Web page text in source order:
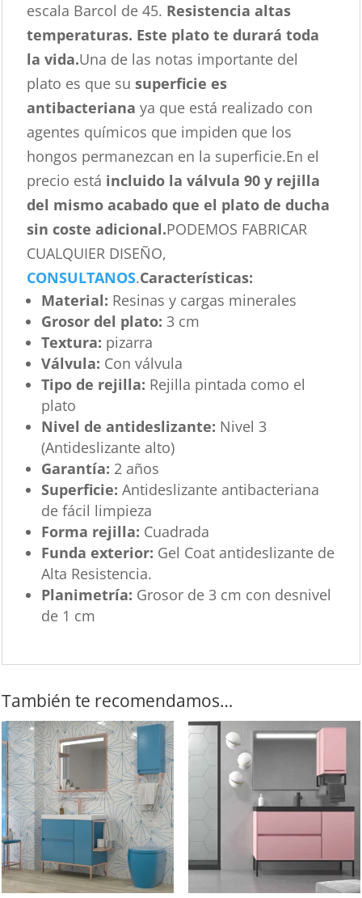
escala Barcol de 45. Resistencia altas
temperaturas. Este plato te durará toda
la vida.Una de las notas importante del
plato es que susuperficie es
antibacterianaya que está realizado con
agentes químicos que impiden que los
hongos permanezcan en la superficie.En el
precio está incluido la válvula 90 y rejilla
del mismo acabado que el plato de ducha
sin coste adicional.PODEMOS FABRICAR
CUALQUIER DISEÑO,
CONSULTANOS.Características:
Material: Resinas y cargas minerales
Grosor del plato: 3 cm
Textura: pizarra
Válvula: Con válvula
Tipo de rejilla: Rejilla pintada como el
plato
Nivel de antideslizante: Nivel 3
(Antideslizante alto)
Garantía: 2 años
Superficie: Antideslizante antibacteriana
de fácil limpieza
Forma rejilla: Cuadrada
Funda exterior: Gel Coat antideslizante de
Alta Resistencia.
Planimetría: Grosor de 3 cm con desnivel
de 1 cm
También te recomendamos…